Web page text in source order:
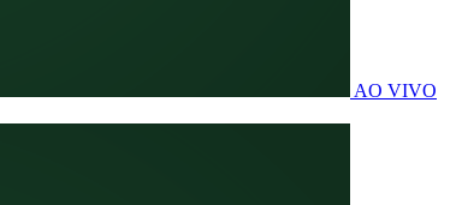
AO VIVO